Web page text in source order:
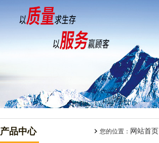
产品中心 您的位置： 网站首页